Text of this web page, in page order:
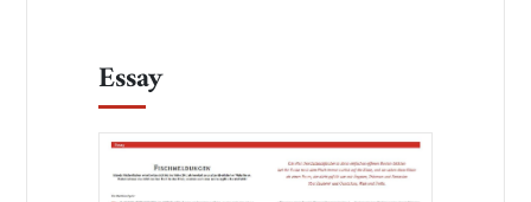
Essay